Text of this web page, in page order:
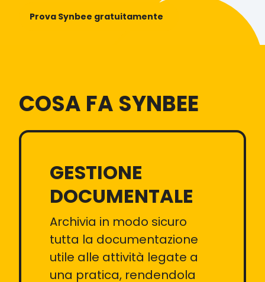
Prova Synbee gratuitamente
COSA FA SYNBEE
GESTIONE
DOCUMENTALE
Archivia in modo sicuro
tutta la documentazione
utile alle attività legate a
una pratica, rendendola